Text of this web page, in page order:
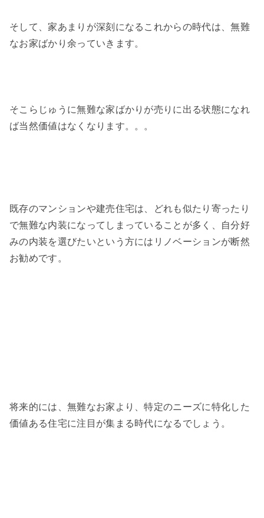
そして、家あまりが深刻になるこれからの時代は、無難
なお家ばかり余っていきます。
そこらじゅうに無難な家ばかりが売りに出る状態になれ
ば当然価値はなくなります。。。
既存のマンションや建売住宅は、どれも似たり寄ったり
で無難な内装になってしまっていることが多く、自分好
みの内装を選びたいという方にはリノベーションが断然
お勧めです。
将来的には、無難なお家より、特定のニーズに特化した
価値ある住宅に注目が集まる時代になるでしょう。